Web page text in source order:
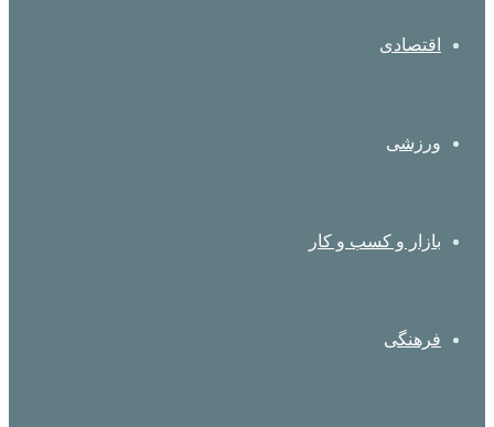
اقتصادی
ورزشی
بازار و کسب و کار
فرهنگی